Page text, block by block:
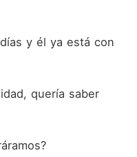
y él ya está con
quería saber